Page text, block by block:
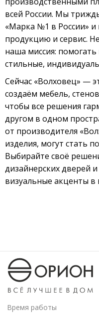
всей России. Мы
«Марка №1 в России» и
продукцию и сервис.
наша миссия:
стильные,
Сейчас «Волховец» —
создаём мебель,
чтобы все решения
другом в одном
от производителя
изделия, могут стать
Выбирайте своё
дизайнерских дверей
визуальные акценты
Время работы